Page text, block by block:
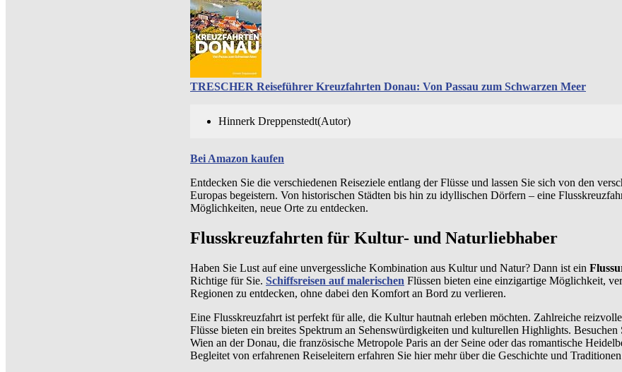
TRESCHER Reiseführer Kreuzfahrten Donau: Von Passau zum Schwarzen Meer
Hinnerk Dreppenstedt(Autor)
Bei Amazon kaufen
Entdecken Sie die verschiedenen Reiseziele entlang der Flüsse und lassen Sie sich von den
Europas begeistern. Von historischen Städten bis hin zu idyllischen Dörfern – eine
Möglichkeiten, neue Orte zu entdecken.
Flusskreuzfahrten für Kultur- und Naturliebhaber
Haben Sie Lust auf eine unvergessliche Kombination aus Kultur und Natur? Dann ist ein
Richtige für Sie. Schiffsreisen auf malerischen Flüssen bieten eine einzigartige Möglichkeit,
Regionen zu entdecken, ohne dabei den Komfort an Bord zu verlieren.
Eine Flusskreuzfahrt ist perfekt für alle, die Kultur hautnah erleben möchten. Zahlreiche
Flüsse bieten ein breites Spektrum an Sehenswürdigkeiten und kulturellen Highlights. Besuchen
Wien an der Donau, die französische Metropole Paris an der Seine oder das romantische
Begleitet von erfahrenen Reiseleitern erfahren Sie hier mehr über die Geschichte und